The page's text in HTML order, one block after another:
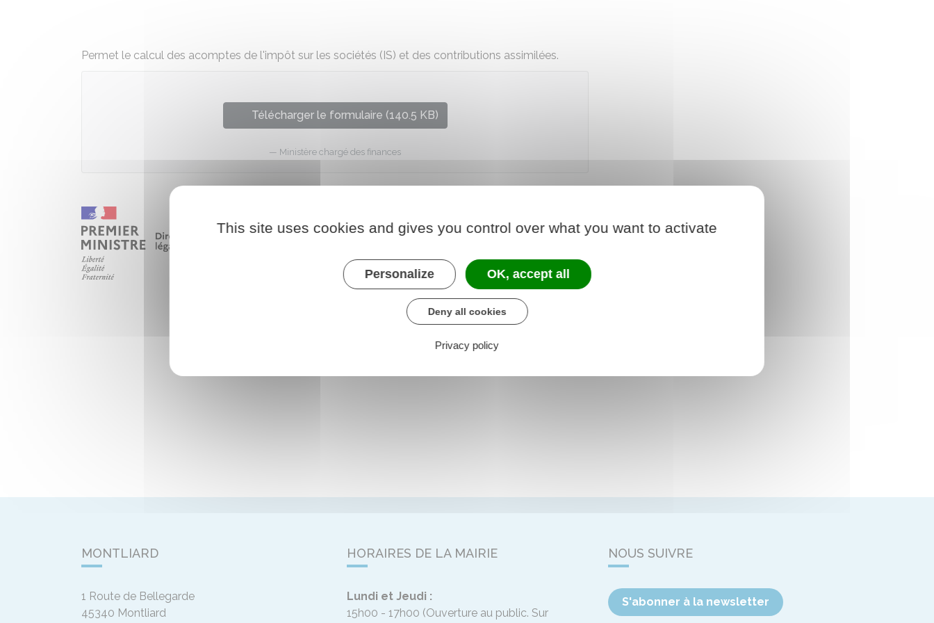
Permet le calcul des acomptes de l'impôt sur les sociétés (IS) et des contributions assimilées.
Télécharger le formulaire (140.5 KB)
Ministère chargé des finances
MONTLIARD
1 Route de Bellegarde
45340 Montliard
HORAIRES DE LA MAIRIE
Lundi et Jeudi :
15h00 - 17h00 (Ouverture au public. Sur
NOUS SUIVRE
S'abonner à la newsletter
This site uses cookies and gives you control over what you want to activate
Personalize OK, accept all
Deny all cookies
Privacy policy